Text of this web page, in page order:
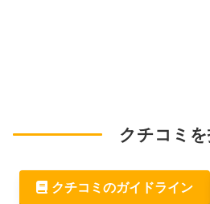
クチコミ
クチコミのガイドライン